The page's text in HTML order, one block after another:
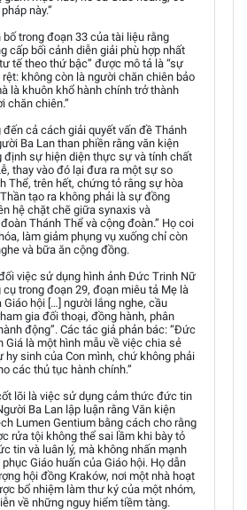
này.”
trong đoạn 33 của tài liệu rằng
cấp bối cảnh diễn giải phù hợp nhất
tế theo thứ bậc” được mô tả là “sự
không còn là người chăn chiên bảo
là khuôn khổ hành chính trở thành
chăn chiên.”
cả cách giải quyết vấn đề Thánh
Ba Lan than phiền rằng văn kiện
định sự hiện diện thực sự và tính chất
thay vào đó lại đưa ra một sự so
Thể, trên hết, chứng tỏ rằng sự hòa
tạo ra không phải là sự đồng
hệ chặt chẽ giữa synaxis và
Thánh Thể và cộng đoàn.” Họ coi
làm giảm phụng vụ xuống chỉ còn
và bữa ăn cộng đồng.
việc sử dụng hình ảnh Đức Trinh Nữ
trong đoạn 29, đoạn miêu tả Mẹ là
Giáo hội […] người lắng nghe, cầu
gia đối thoại, đồng hành, phân
động”. Các tác giả phản bác: “Đức
Giá là một hình mẫu về việc chia sẻ
hy sinh của Con mình, chứ không phải
các thủ tục hành chính.”
lõi là việc sử dụng cảm thức đức tin
Ba Lan lập luận rằng Văn kiện
Lumen Gentium bằng cách cho rằng
rửa tội không thể sai lầm khi bày tỏ
tin và luân lý, mà không nhấn mạnh
Giáo huấn của Giáo hội. Họ dẫn
hội đồng Kraków, nơi một nhà hoạt
bổ nhiệm làm thư ký của một nhóm,
về những nguy hiểm tiềm tàng.